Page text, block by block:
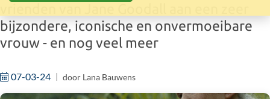
bijzondere, iconische en onvermoeibare
vrouw - en nog veel meer
07-03-24 door Lana Bauwens